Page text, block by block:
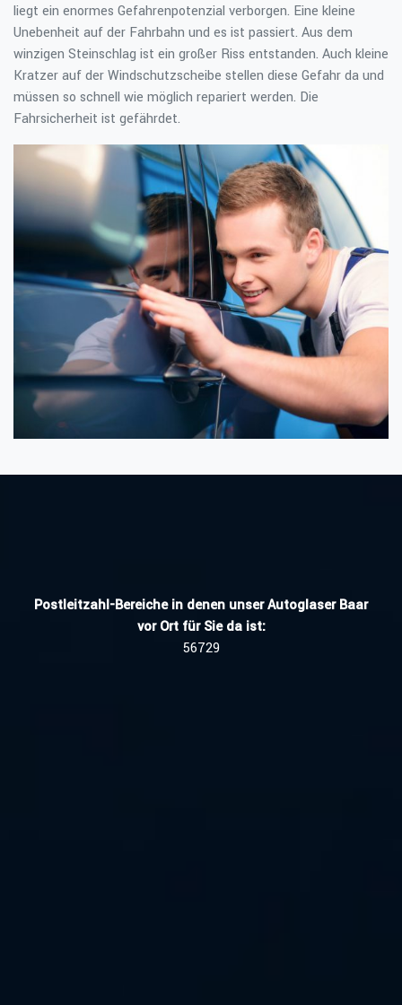
liegt ein enormes Gefahrenpotenzial verborgen. Eine kleine
Unebenheit auf der Fahrbahn und es ist passiert. Aus dem
winzigen Steinschlag ist ein großer Riss entstanden. Auch kleine
Kratzer auf der Windschutzscheibe stellen diese Gefahr da und
müssen so schnell wie möglich repariert werden. Die
Fahrsicherheit ist gefährdet.
Postleitzahl-Bereiche in denen unser Autoglaser Baar
vor Ort für Sie da ist:
56729